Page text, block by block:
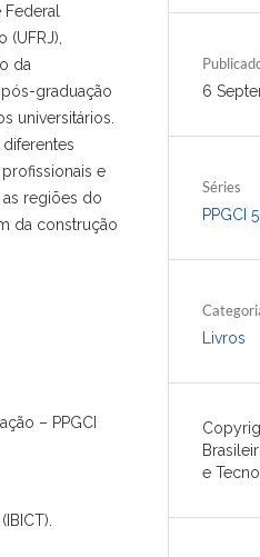
da
graduação
universitários.
diferentes
e
regiões do
da construção
– PPGCI
6
Séries
PPGCI
Livros
e